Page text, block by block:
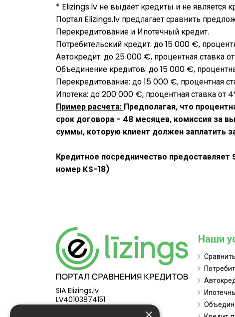
* Elizings.lv не выдает кредиты и не является
Портал Elizings.lv предлагает сравнить
Перекредитование и Ипотечный кредит.
Потребительский кредит: до 15 000 €,
Автокредит: до 25 000 €, процентная ставка
Объединение кредитов: до 15 000 €,
Перекредитование: до 15 000 €, процентная
Ипотека: до 200 000 €, процентная ставка от
Пример расчета: Предполагая, что
срок договора - 48 месяцев, комиссия за
суммы, которую клиент должен заплатить
Кредитное посредничество предоставляет
номер KS-18)
SIA Elizings.lv
LV40103874151
Ulbrokas iela 23, Rīga, LV-1021
Наши